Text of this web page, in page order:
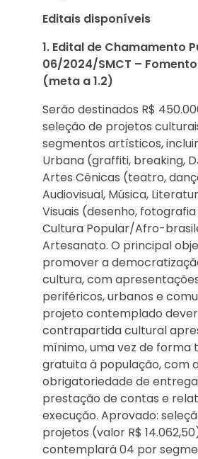
Editais disponíveis
1. Edital de Chamamento
06/2024/SMCT –
(meta a 1.2)
Serão destinados R$
seleção de projetos
segmentos artísticos,
Urbana (graffiti, breaking,
Artes Cênicas (teatro,
Audiovisual, Música,
Visuais (desenho,
Cultura Popular/Afro-
Artesanato. O principal
promover a
cultura, com
periféricos, urbanos e
projeto contemplado
contrapartida cultural
mínimo, uma vez de
gratuita à população, com
obrigatoriedade de
prestação de contas e
execução. Aprovado:
projetos (valor R$
contemplará 04 por